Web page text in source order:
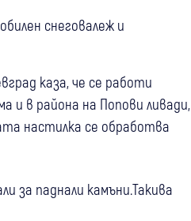
снеговалеж и
каза, че се работи
и в района на Попови ливади,
настилка се обработва
за паднали камъни.Такива